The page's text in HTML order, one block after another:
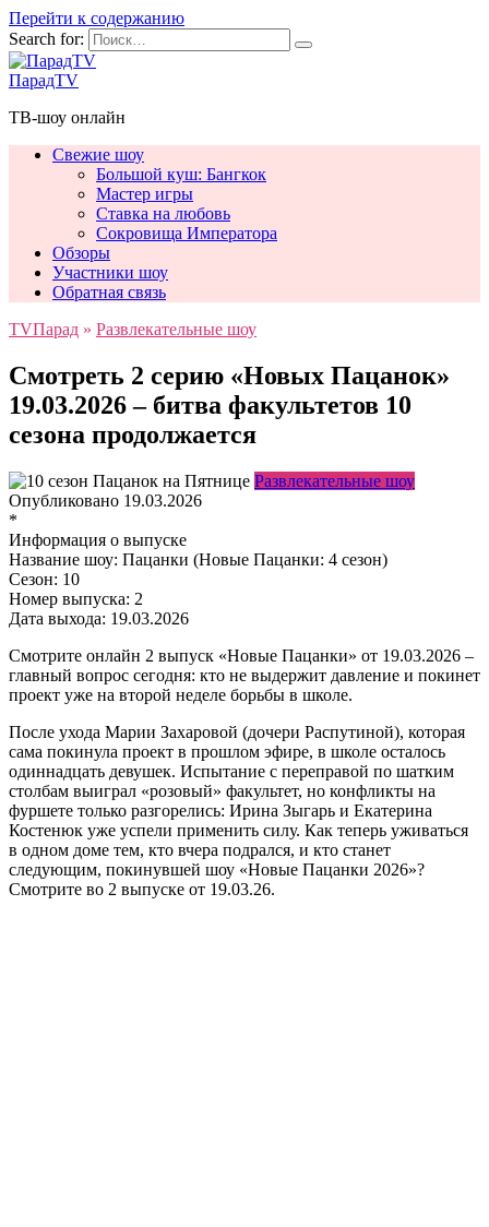
Перейти к содержанию
Search for:
ПарадTV
ТВ-шоу онлайн
Свежие шоу
Большой куш: Бангкок
Мастер игры
Ставка на любовь
Сокровища Императора
Обзоры
Участники шоу
Обратная связь
TVПарад » Развлекательные шоу
Смотреть 2 серию «Новых Пацанок»
19.03.2026 – битва факультетов 10
сезона продолжается
Развлекательные шоу
Опубликовано 19.03.2026
*
Информация о выпуске
Название шоу: Пацанки (Новые Пацанки: 4 сезон)
Сезон: 10
Номер выпуска: 2
Дата выхода: 19.03.2026
Смотрите онлайн 2 выпуск «Новые Пацанки» от 19.03.2026 –
главный вопрос сегодня: кто не выдержит давление и покинет
проект уже на второй неделе борьбы в школе.
После ухода Марии Захаровой (дочери Распутиной), которая
сама покинула проект в прошлом эфире, в школе осталось
одиннадцать девушек. Испытание с переправой по шатким
столбам выиграл «розовый» факультет, но конфликты на
фуршете только разгорелись: Ирина Зыгарь и Екатерина
Костенюк уже успели применить силу. Как теперь уживаться
в одном доме тем, кто вчера подрался, и кто станет
следующим, покинувшей шоу «Новые Пацанки 2026»?
Смотрите во 2 выпуске от 19.03.26.